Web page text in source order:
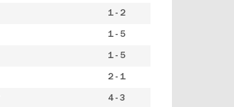
1 - 2
1 - 5
1 - 5
2 - 1
4 - 3